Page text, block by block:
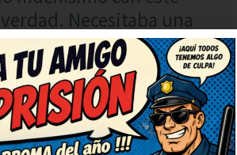
Necesitaba una
por publicarlo.
una serie solo con
este. Lo guardo para
la próxima reunión,